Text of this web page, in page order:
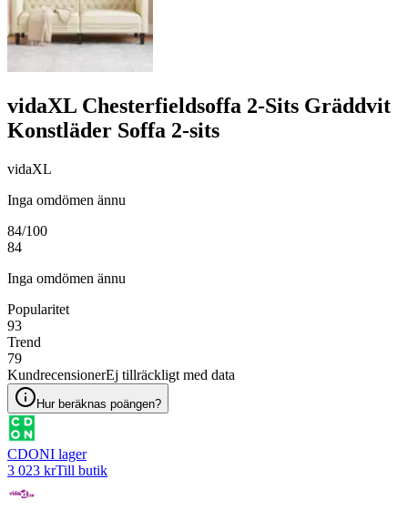
vidaXL Chesterfieldsoffa 2-Sits Gräddvit
Konstläder Soffa 2-sits
vidaXL
Inga omdömen ännu
84/100
84
Inga omdömen ännu
Popularitet
93
Trend
79
KundrecensionerEj tillräckligt med data
Hur beräknas poängen?
CDONI lager
3 023 krTill butik